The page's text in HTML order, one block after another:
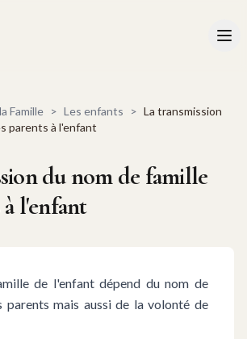
Famille > Les enfants > La transmission
parents à l'enfant
du nom de famille
à l'enfant
de l'enfant dépend du nom de
parents mais aussi de la volonté de